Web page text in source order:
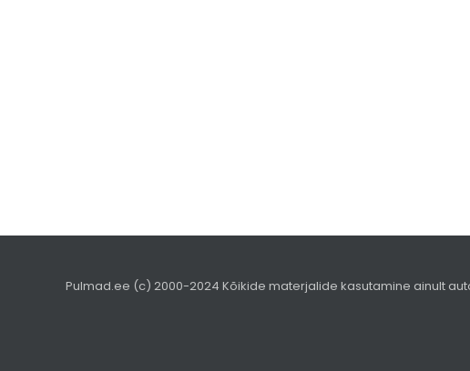
Pulmad.ee (c) 2000-2024 Kõikide materjalide kasutamine ainult